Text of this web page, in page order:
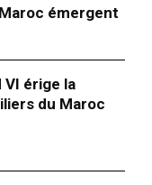
émergent
VI érige la
du Maroc